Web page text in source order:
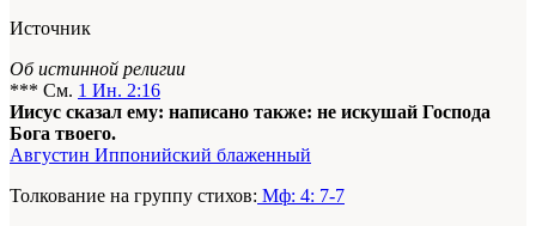
Источник
Об истинной религии
*** См. 1 Ин. 2:16
Иисус сказал ему: написано также: не искушай Господа
Бога твоего.
Августин Иппонийский блаженный
Толкование на группу стихов: Мф: 4: 7-7